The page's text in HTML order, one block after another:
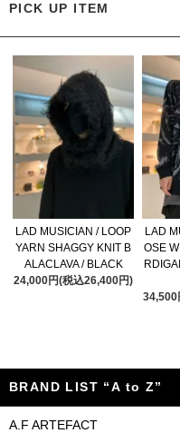
PICK UP ITEM
LAD MUSICIAN / LOOP
YARN SHAGGY KNIT B
ALACLAVA / BLACK
24,000円(税込26,400円)
LAD
OSE
34,500
BRAND LIST “A to Z”
A.F ARTEFACT